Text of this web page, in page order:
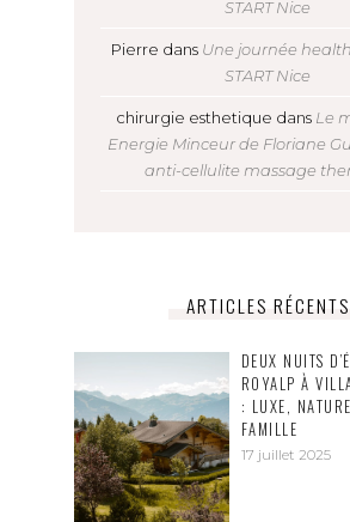
START Nice
Pierre dans Une journée
START Nice
chirurgie esthetique dans Le
Energie Minceur de Floriane
anti-cellulite massage
ARTICLES RÉCENTS
DEUX NUITS
ROYALP À
: LUXE,
FAMILLE
17 juillet 2025